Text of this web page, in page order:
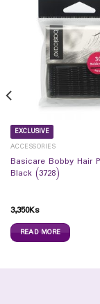
EXCLUSIVE
ACCESSORIES
Basicare Bobby Hair
Black (3728)
3,350Ks
READ MORE